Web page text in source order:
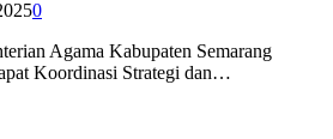
0
Agama Kabupaten Semarang
Koordinasi Strategi dan…